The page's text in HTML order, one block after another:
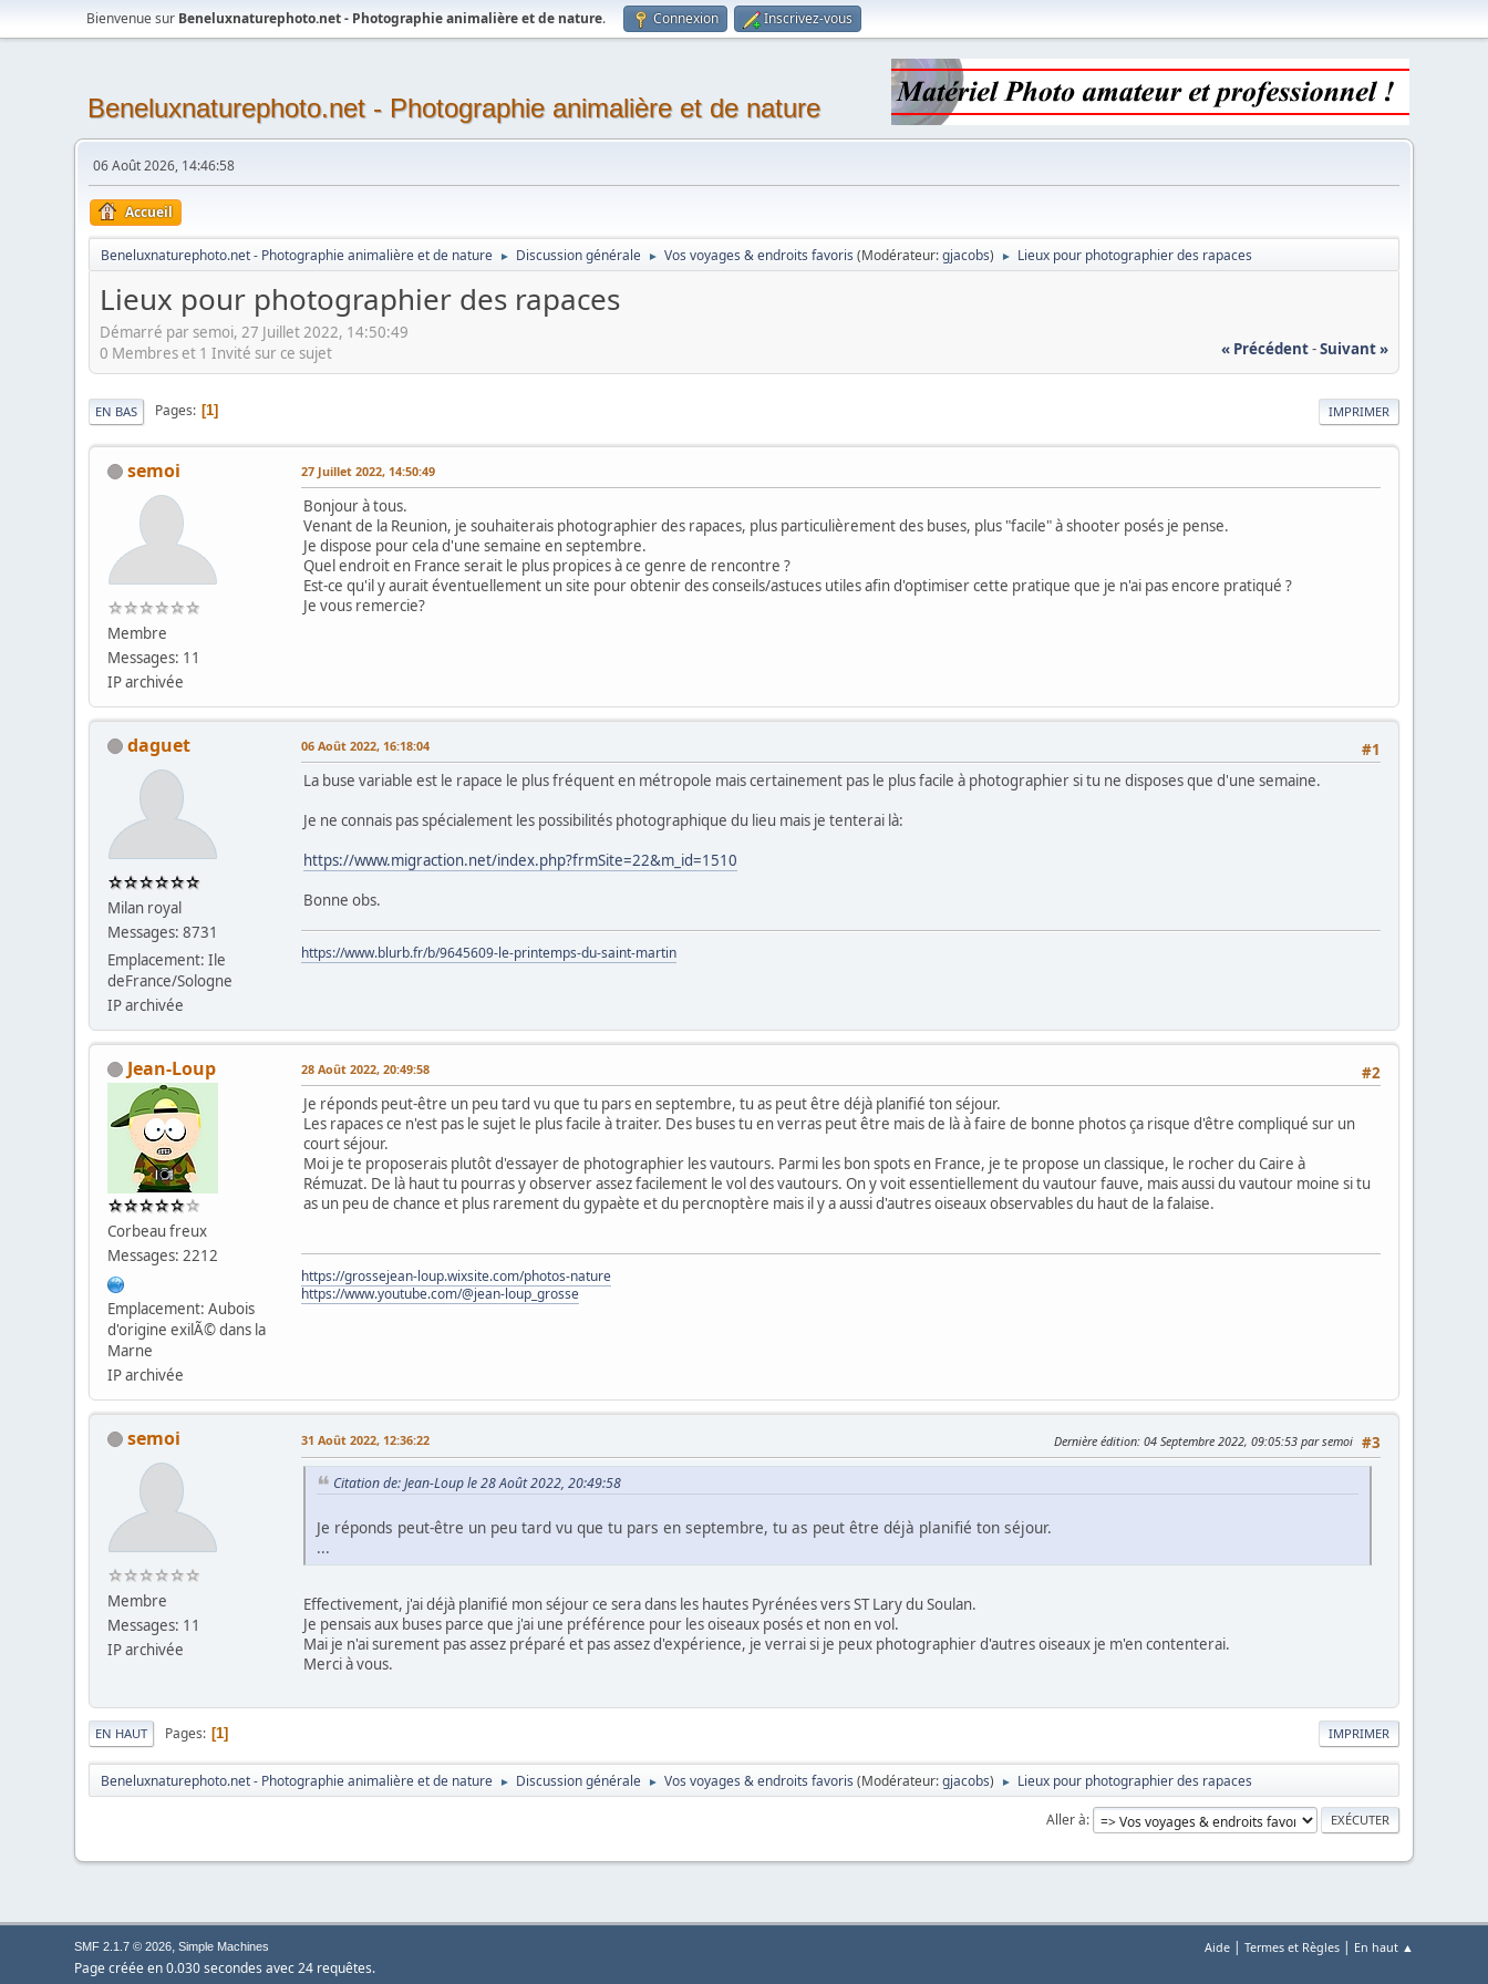
Bienvenue sur Beneluxnaturephoto.net - Photographie animalière et de nature. Connexion Inscrivez-vous
Beneluxnaturephoto.net - Photographie animalière et de nature
06 Août 2026, 14:46:58
Accueil
Beneluxnaturephoto.net - Photographie animalière et de nature ► Discussion générale ► Vos voyages & endroits favoris (Modérateur:gjacobs) ► Lieux pour photographier des rapaces
Lieux pour photographier des rapaces
Démarré par semoi, 27 Juillet 2022, 14:50:49
« Précédent-Suivant »
0 Membres et 1 Invité sur ce sujet
IMPRIMER
EN BAS Pages 1
semoi
Membre
Messages: 11
IP archivée
27 Juillet 2022, 14:50:49
Bonjour à tous.
Venant de la Reunion, je souhaiterais photographier des rapaces, plus particulièrement des buses, plus "facile" à shooter posés je pense.
Je dispose pour cela d'une semaine en septembre.
Quel endroit en France serait le plus propices à ce genre de rencontre ?
Est-ce qu'il y aurait éventuellement un site pour obtenir des conseils/astuces utiles afin d'optimiser cette pratique que je n'ai pas encore pratiqué ?
Je vous remercie?
daguet
Milan royal
Messages: 8731
Emplacement: Ile
deFrance/Sologne
IP archivée
#1
06 Août 2022, 16:18:04
La buse variable est le rapace le plus fréquent en métropole mais certainement pas le plus facile à photographier si tu ne disposes que d'une semaine.
Je ne connais pas spécialement les possibilités photographique du lieu mais je tenterai là:
https://www.migraction.net/index.php?frmSite=22&m_id=1510
Bonne obs.
https://www.blurb.fr/b/9645609-le-printemps-du-saint-martin
Jean-Loup
Corbeau freux
Messages: 2212
Emplacement: Aubois
d'origine exilÃ© dans la
Marne
IP archivée
#2
28 Août 2022, 20:49:58
Je réponds peut-être un peu tard vu que tu pars en septembre, tu as peut être déjà planifié ton séjour.
Les rapaces ce n'est pas le sujet le plus facile à traiter. Des buses tu en verras peut être mais de là à faire de bonne photos ça risque d'être compliqué sur un
court séjour.
Moi je te proposerais plutôt d'essayer de photographier les vautours. Parmi les bon spots en France, je te propose un classique, le rocher du Caire à
Rémuzat. De là haut tu pourras y observer assez facilement le vol des vautours. On y voit essentiellement du vautour fauve, mais aussi du vautour moine si tu
as un peu de chance et plus rarement du gypaète et du percnoptère mais il y a aussi d'autres oiseaux observables du haut de la falaise.
https://grossejean-loup.wixsite.com/photos-nature
https://www.youtube.com/@jean-loup_grosse
semoi
Membre
Messages: 11
IP archivée
#3
31 Août 2022, 12:36:22 Dernière édition: 04 Septembre 2022, 09:05:53 par semoi
Citation de: Jean-Loup le 28 Août 2022, 20:49:58
Je réponds peut-être un peu tard vu que tu pars en septembre, tu as peut être déjà planifié ton séjour.
...
Effectivement, j'ai déjà planifié mon séjour ce sera dans les hautes Pyrénées vers ST Lary du Soulan.
Je pensais aux buses parce que j'ai une préférence pour les oiseaux posés et non en vol.
Mai je n'ai surement pas assez préparé et pas assez d'expérience, je verrai si je peux photographier d'autres oiseaux je m'en contenterai.
Merci à vous.
IMPRIMER
EN HAUT Pages 1
Beneluxnaturephoto.net - Photographie animalière et de nature ► Discussion générale ► Vos voyages & endroits favoris (Modérateur:gjacobs) ► Lieux pour photographier des rapaces
Aller à
Aide| Termes et Règles| En haut ▲
SMF 2.1.7 © 2026,Simple Machines
Page créée en 0.030 secondes avec 24 requêtes.